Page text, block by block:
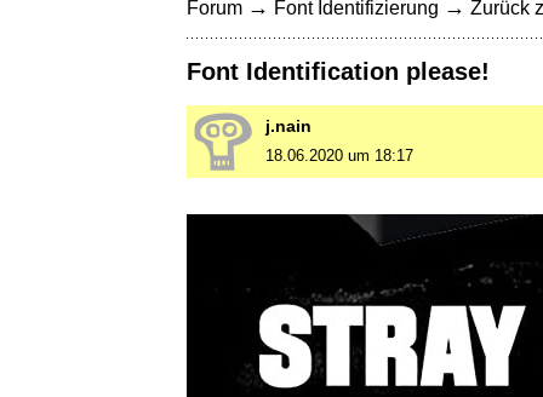
Forum → Font Identifizierung → Zurück
Font Identification please!
j.nain
18.06.2020 um 18:17